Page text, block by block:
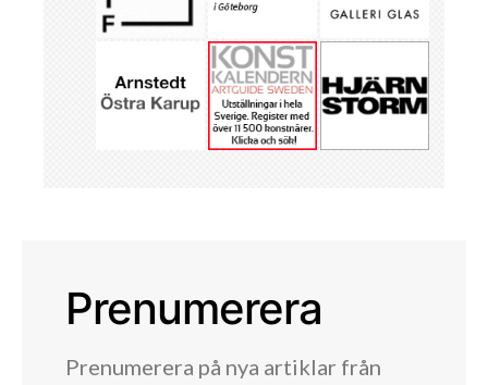
Prenumerera
Prenumerera på nya artiklar från